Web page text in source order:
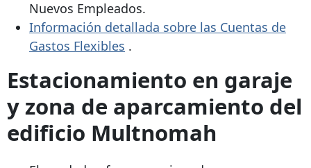
Nuevos Empleados.
Información detallada sobre las Cuentas de
Gastos Flexibles .
Estacionamiento en garaje
y zona de aparcamiento del
edificio Multnomah